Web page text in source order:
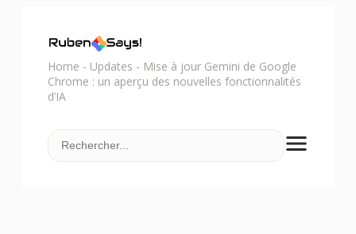
Home - Updates - Mise à jour Gemini de Google
Chrome : un aperçu des nouvelles fonctionnalités
d’IA